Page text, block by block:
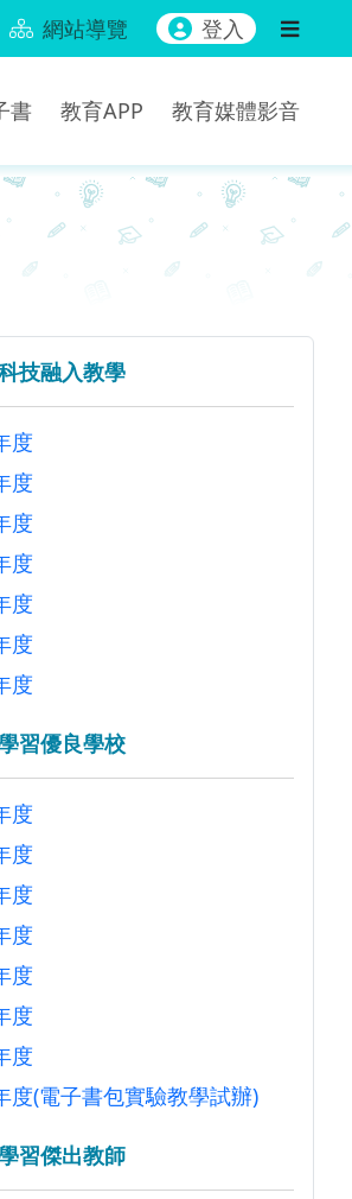
網站導覽 登入
書 教育APP 教育媒體影音
技融入教學
度
度
度
度
度
度
度
習優良學校
度
度
度
度
度
度
度
度(電子書包實驗教學試辦)
習傑出教師